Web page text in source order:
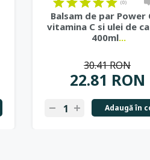
(0)
Balsam de par Power
vitamina C si ulei de
400ml...
22.81 RON
30.41 RON
Adaugă în